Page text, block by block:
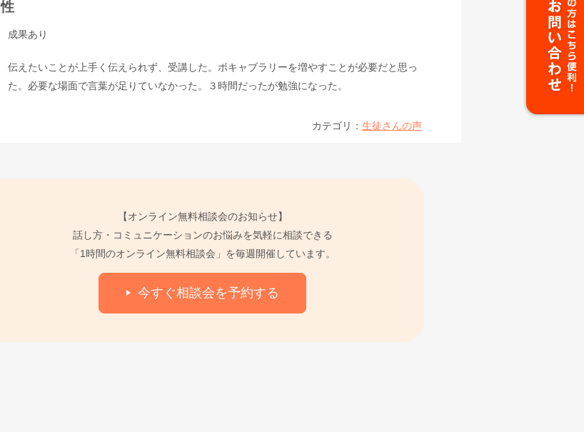
性
成果あり
伝えたいことが上手く伝えられず、受講した。ボキャブラリーを増やすことが必要だと思っ
た。必要な場面で言葉が足りていなかった。３時間だったが勉強になった。
カテゴリ： 生徒さんの声
【オンライン無料相談会のお知らせ】
話し方・コミュニケーションのお悩みを気軽に相談できる
「1時間のオンライン無料相談会」を毎週開催しています。
今すぐ相談会を予約する